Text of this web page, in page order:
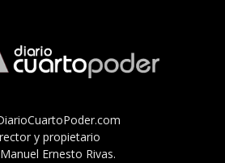
y propietario
Ernesto Rivas.